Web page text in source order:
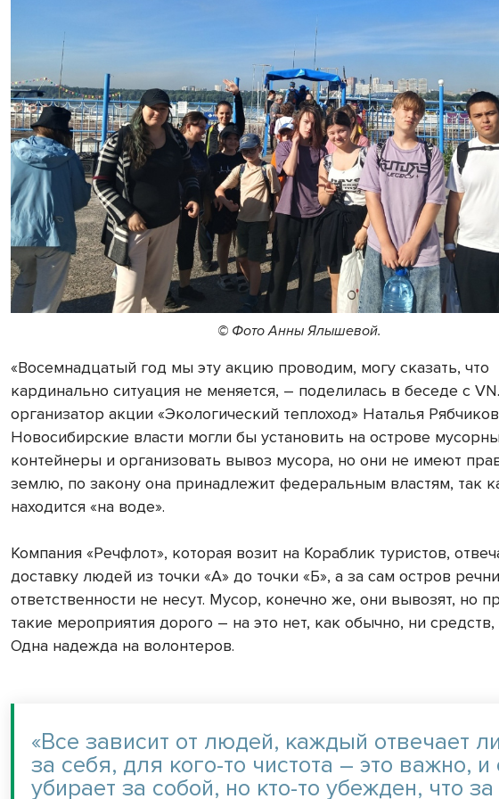
© Фото Анны Ялышевой.
«Восемнадцатый год мы эту акцию проводим, могу сказать, что
кардинально ситуация не меняется, – поделилась в беседе с
организатор акции «Экологический теплоход» Наталья
Новосибирские власти могли бы установить на острове
контейнеры и организовать вывоз мусора, но они не имеют
землю, по закону она принадлежит федеральным властям, так
находится «на воде».
Компания «Речфлот», которая возит на Кораблик туристов,
доставку людей из точки «А» до точки «Б», а за сам остров
ответственности не несут. Мусор, конечно же, они вывозят, но
такие мероприятия дорого – на это нет, как обычно, ни
Одна надежда на волонтеров.
«Все зависит от людей, каждый отвечает
за себя, для кого-то чистота – это важно, и
убирает за собой, но кто-то убежден, что